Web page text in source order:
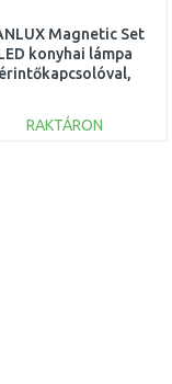
Magnetic Set
konyhai lámpa
érintőkapcsolóval,
PN11200005
RAKTÁRON